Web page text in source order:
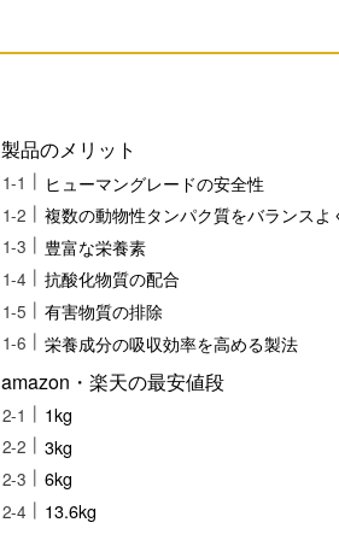
製品のメリット
ヒューマングレードの安全性
複数の動物性タンパク質をバランスよ
豊富な栄養素
抗酸化物質の配合
有害物質の排除
栄養成分の吸収効率を高める製法
amazon・楽天の最安値段
1kg
3kg
6kg
13.6kg